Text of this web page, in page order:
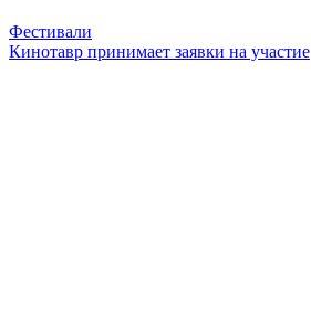
Фестивали
Кинотавр принимает заявки на участие